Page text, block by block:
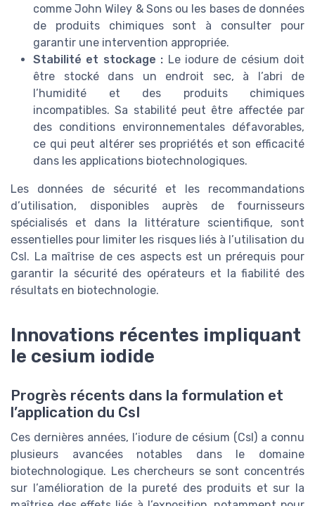
comme John Wiley & Sons ou les bases de données
de produits chimiques sont à consulter pour
garantir une intervention appropriée.
Stabilité et stockage : Le iodure de césium doit
être stocké dans un endroit sec, à l’abri de
l’humidité et des produits chimiques
incompatibles. Sa stabilité peut être affectée par
des conditions environnementales défavorables,
ce qui peut altérer ses propriétés et son efficacité
dans les applications biotechnologiques.
Les données de sécurité et les recommandations
d’utilisation, disponibles auprès de fournisseurs
spécialisés et dans la littérature scientifique, sont
essentielles pour limiter les risques liés à l’utilisation du
CsI. La maîtrise de ces aspects est un prérequis pour
garantir la sécurité des opérateurs et la fiabilité des
résultats en biotechnologie.
Innovations récentes impliquant
le cesium iodide
Progrès récents dans la formulation et
l’application du CsI
Ces dernières années, l’iodure de césium (CsI) a connu
plusieurs avancées notables dans le domaine
biotechnologique. Les chercheurs se sont concentrés
sur l’amélioration de la pureté des produits et sur la